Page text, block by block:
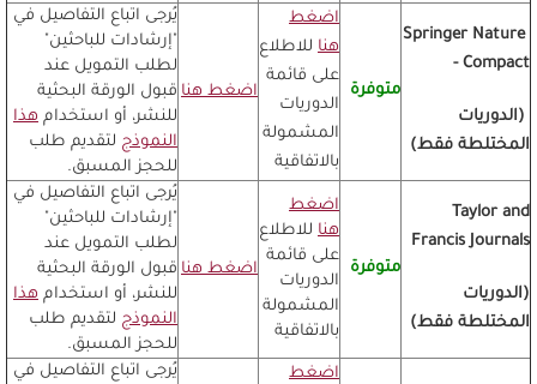
Springer Nature
- Compact
(الدوريات
المختلطة فقط)
متوفرة
اضغط
هنا للاطلاع
على قائمة
الدوريات
المشمولة
بالاتفاقية
اضغط هنا
يُرجى اتباع التفاصيل في
"إرشادات للباحثين"
لطلب التمويل عند
قبول الورقة البحثية
للنشر، أو استخدام هذا
النموذج لتقديم طلب
للحجز المسبق.
Taylor and
Francis Journals
(الدوريات
المختلطة فقط)
متوفرة
اضغط
هنا للاطلاع
على قائمة
الدوريات
المشمولة
بالاتفاقية
اضغط هنا
يُرجى اتباع التفاصيل في
"إرشادات للباحثين"
لطلب التمويل عند
قبول الورقة البحثية
للنشر، أو استخدام هذا
النموذج لتقديم طلب
للحجز المسبق.
اضغط
يُرجى اتباع التفاصيل في